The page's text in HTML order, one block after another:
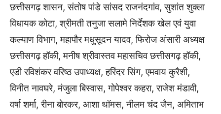
छत्तीसगढ़ शासन, संतोष पांडे सांसद राजनंदगांव, सुशांत शुक्ला
विधायक कोटा, श्रीमती तनुजा सलामे निर्देशक खेल एवं युवा
कल्याण विभाग, महापौर मधुसूदन यादव, फिरोज अंसारी अध्यक्ष
छत्तीसगढ़ हॉकी, मनीष श्रीवास्तव महासचिव छत्तीसगढ़ हॉकी,
एडी रविशंकर वरिष्ठ उपाध्यक्ष, हरिंदर सिंग, एमवाय कुरैशी,
विनीत नावघरे, मंजुला बिस्वास, गोपेश्वर कहरा, राजेश मंडावी,
वर्षा शर्मा, रीना बोरकर, आशा थॉमस, नीलम चंद जैन, अमिताभ